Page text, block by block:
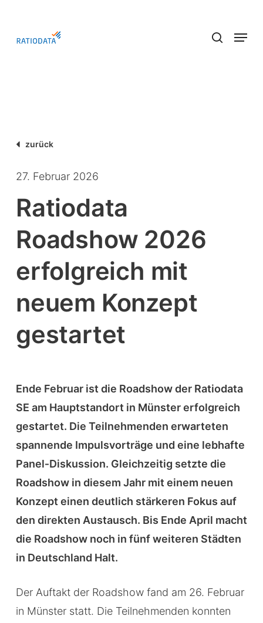
main
Menu
zurück
27. Februar 2026
Ratiodata
Roadshow 2026
erfolgreich mit
neuem Konzept
gestartet
Ende Februar ist die Roadshow der Ratiodata
SE am Hauptstandort in Münster erfolgreich
gestartet. Die Teilnehmenden erwarteten
spannende Impulsvorträge und eine lebhafte
Panel‑Diskussion. Gleichzeitig setzte die
Roadshow in diesem Jahr mit einem neuen
Konzept einen deutlich stärkeren Fokus auf
den direkten Austausch. Bis Ende April macht
die Roadshow noch in fünf weiteren Städten
in Deutschland Halt.
Der Auftakt der Roadshow fand am 26. Februar
in Münster statt. Die Teilnehmenden konnten